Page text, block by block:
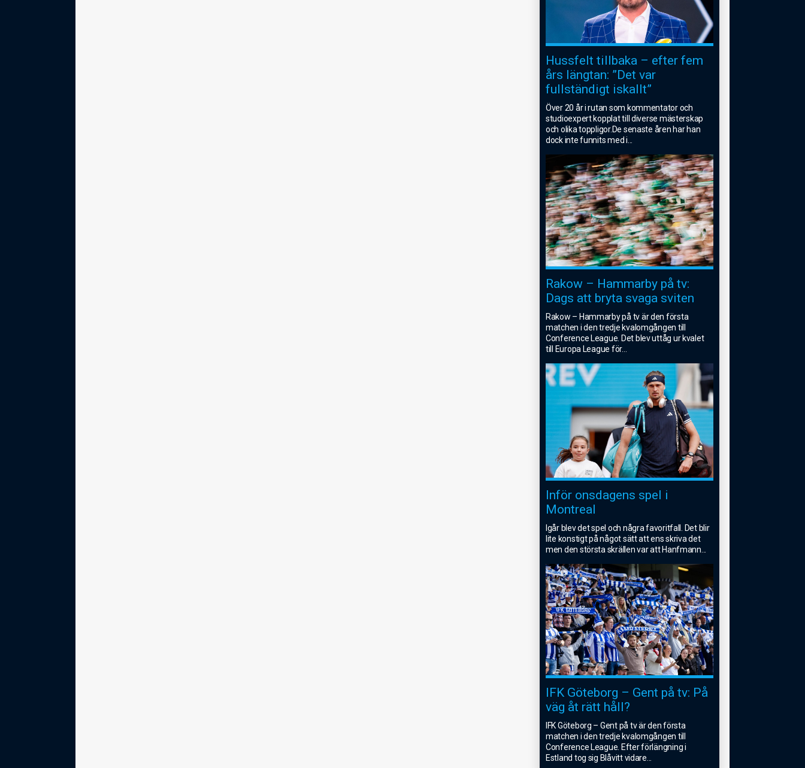
Hussfelt tillbaka – efter fem
års längtan: ”Det var
fullständigt iskallt”
Över 20 år i rutan som kommentator och
studioexpert kopplat till diverse mästerskap
och olika toppligor.De senaste åren har han
dock inte funnits med i
Rakow – Hammarby på tv:
Dags att bryta svaga sviten
Rakow – Hammarby på tv är den första
matchen i den tredje kvalomgången till
Conference League. Det blev uttåg ur kvalet
till Europa League för...
Inför onsdagens spel i
Montreal
Igår blev det spel och några favoritfall. Det blir
lite konstigt på något sätt att ens skriva det
men den största skrällen var att Hanfmann
IFK Göteborg – Gent på tv: På
väg åt rätt håll?
IFK Göteborg – Gent på tv är den första
matchen i den tredje kvalomgången till
Conference League. Efter förlängning i
Estland tog sig Blåvitt vidare...